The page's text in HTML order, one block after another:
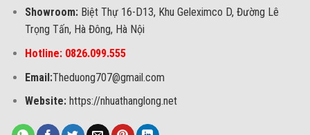
Showroom: Biệt Thự 16-D13, Khu Geleximco D, Đường Lê
Trọng Tấn, Hà Đông, Hà Nội
Hotline: 0826.099.555
Email:Theduong707@gmail.com
Website:https://nhuathanglong.net